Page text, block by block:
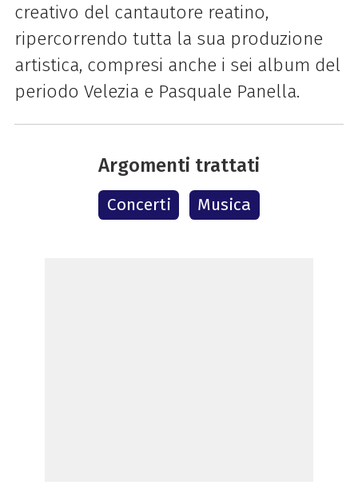
creativo del cantautore reatino,
ripercorrendo tutta la sua produzione
artistica, compresi anche i sei album del
periodo Velezia e Pasquale Panella.
Argomenti trattati
Concerti Musica